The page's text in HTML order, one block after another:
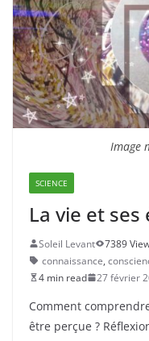
Image
SCIENCE
La vie et ses
Soleil Levant 7389
connaissance,
4 min read
27 février
Comment
être perçue ?